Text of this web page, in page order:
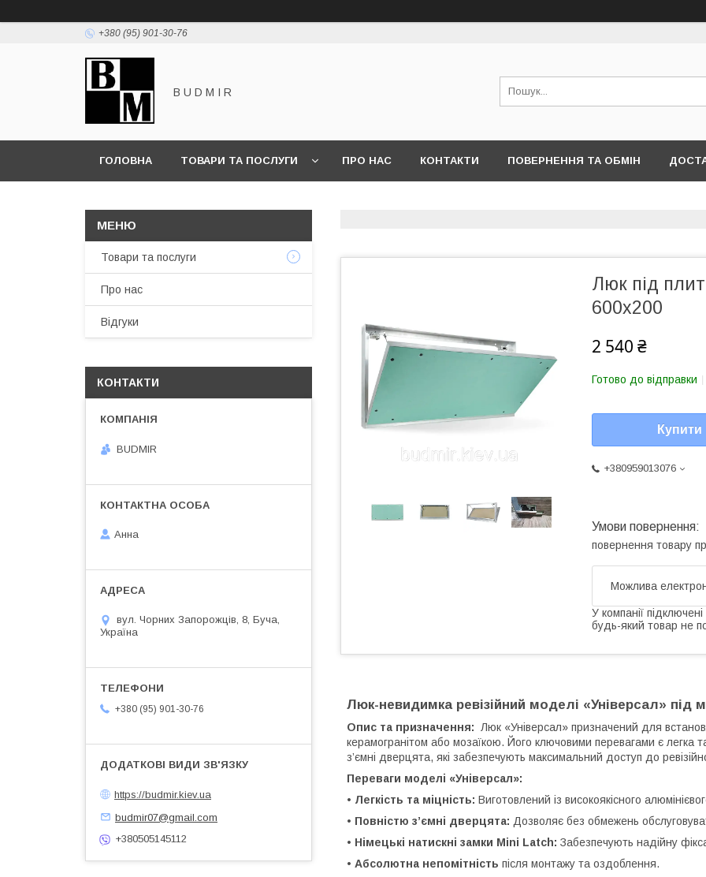
+380 (95) 901-30-76
B U D M I R
ГОЛОВНА ТОВАРИ ТА ПОСЛУГИ ПРО НАС КОНТАКТИ ПОВЕРНЕННЯ ТА ОБМІН
Люк під
600х200
2 540 ₴
Готово до відправки
Купити
+380959013076
повернення товару
У компанії
будь-який товар не
Люк-невидимка ревізійний моделі «Універсал» під
Опис та призначення: Люк «Універсал» призначений для
керамогранітом або мозаїкою. Його ключовими перевагами є легка
з’ємні дверцята, які забезпечують максимальний доступ до
Переваги моделі «Універсал»:
• Легкість та міцність: Виготовлений із високоякісного
• Повністю з’ємні дверцята: Дозволяє без обмежень
• Німецькі натискні замки Mini Latch: Забезпечують надійну
• Абсолютна непомітність після монтажу та оздоблення.
Товари та послуги
Про нас
Відгуки
КОНТАКТИ
BUDMIR
Анна
вул. Чорних Запорожців, 8, Буча,
Україна
+380 (95) 901-30-76
https://budmir.kiev.ua
budmir07@gmail.com
+380505145112